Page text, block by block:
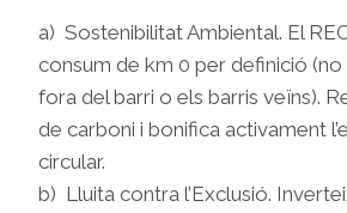
a) Sostenibilitat Ambiental. El
consum de km 0 per definició
fora del barri o els barris veïns).
de carboni i bonifica activament
circular.
b) Lluita contra l’Exclusió.